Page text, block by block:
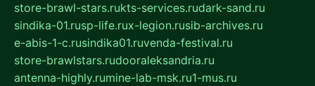
store-brawl-stars.rukts-services.rudark-sand.ru
sindika-01.rusp-life.rux-legion.rusib-archives.ru
e-abis-1-c.rusindika01.ruvenda-festival.ru
store-brawlstars.rudooraleksandria.ru
antenna-highly.rumine-lab-msk.ru1-mus.ru